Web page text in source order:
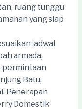
ruang tunggu
yang siap
jadwal
armada,
permintaan
Batu,
Penerapan
Domestik